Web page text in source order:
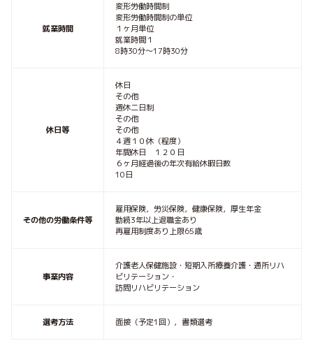
就業時間
変形労働時間制
変形労働時間制の単位
１ヶ月単位
就業時間１
8時30分〜17時30分
休日等
休日
その他
週休二日制
その他
その他
４週１０休（程度）
年間休日 １２０日
６ヶ月経過後の年次有給休暇日数
10日
その他の労働条件等
雇用保険，労災保険，健康保険，厚生年金
勤続3年以上退職金あり
再雇用制度あり上限65歳
事業内容
介護老人保健施設・短期入所療養介護・通所リハ
ビリテーション・
訪問リハビリテーション
選考方法 面接（予定1回），書類選考